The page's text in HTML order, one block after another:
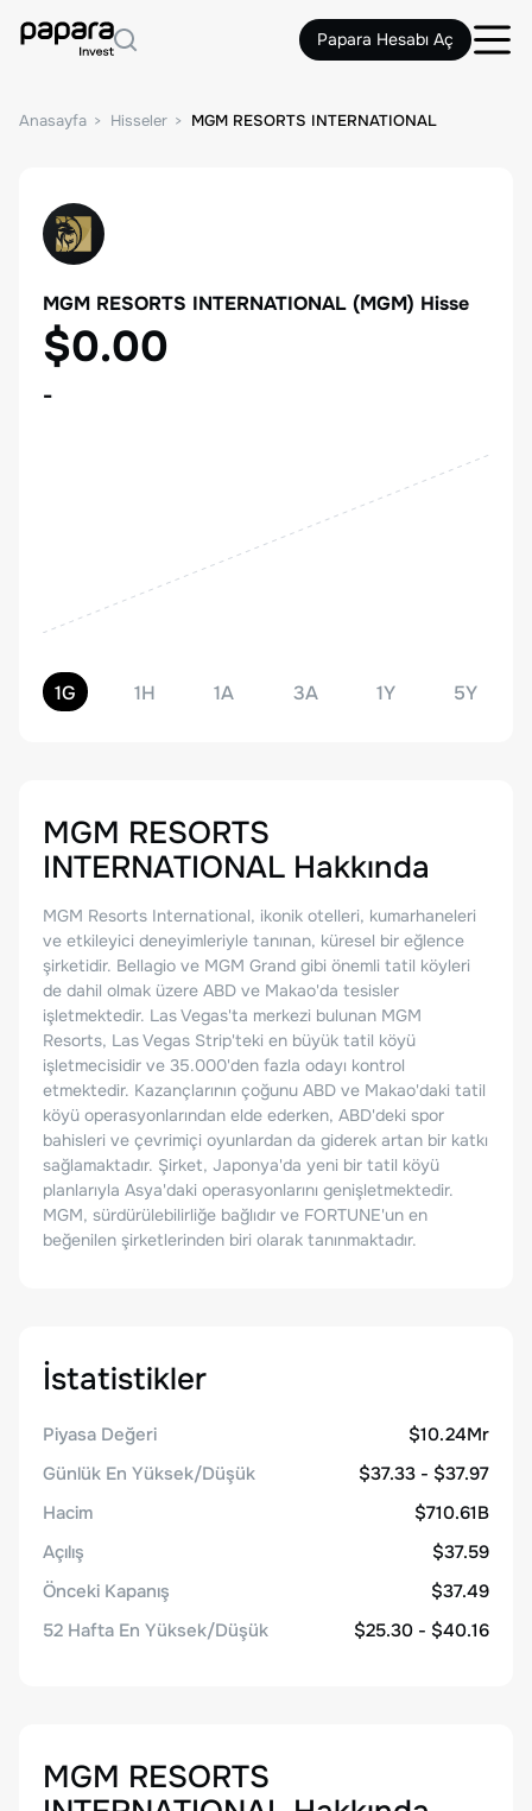
Papara Hesabı Aç
Anasayfa Hisseler MGM RESORTS INTERNATIONAL
MGM RESORTS INTERNATIONAL (MGM) Hisse
$0.00
-
1G 1H 1A 3A 1Y 5Y
MGM RESORTS
INTERNATIONAL Hakkında
MGM Resorts International, ikonik otelleri, kumarhaneleri
ve etkileyici deneyimleriyle tanınan, küresel bir eğlence
şirketidir. Bellagio ve MGM Grand gibi önemli tatil köyleri
de dahil olmak üzere ABD ve Makao'da tesisler
işletmektedir. Las Vegas'ta merkezi bulunan MGM
Resorts, Las Vegas Strip'teki en büyük tatil köyü
işletmecisidir ve 35.000'den fazla odayı kontrol
etmektedir. Kazançlarının çoğunu ABD ve Makao'daki tatil
köyü operasyonlarından elde ederken, ABD'deki spor
bahisleri ve çevrimiçi oyunlardan da giderek artan bir katkı
sağlamaktadır. Şirket, Japonya'da yeni bir tatil köyü
planlarıyla Asya'daki operasyonlarını genişletmektedir.
MGM, sürdürülebilirliğe bağlıdır ve FORTUNE'un en
beğenilen şirketlerinden biri olarak tanınmaktadır.
İstatistikler
Piyasa Değeri
$10.24Mr
Günlük En Yüksek/Düşük
$37.33 - $37.97
Hacim
$710.61B
Açılış
$37.59
Önceki Kapanış
$37.49
52 Hafta En Yüksek/Düşük
$25.30 - $40.16
MGM RESORTS